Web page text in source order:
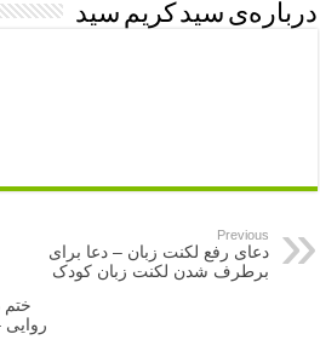
درباره‌ی سید کریم سید
Previous
دعای رفع لکنت زبان – دعا برای
برطرف شدن لکنت زبان کودک
ختم